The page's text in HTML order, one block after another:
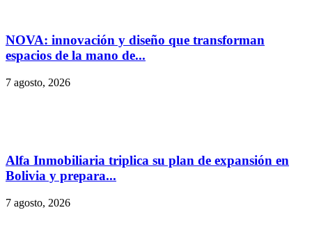
NOVA: innovación y diseño que transforman
espacios de la mano de...
7 agosto, 2026
Alfa Inmobiliaria triplica su plan de expansión en
Bolivia y prepara...
7 agosto, 2026